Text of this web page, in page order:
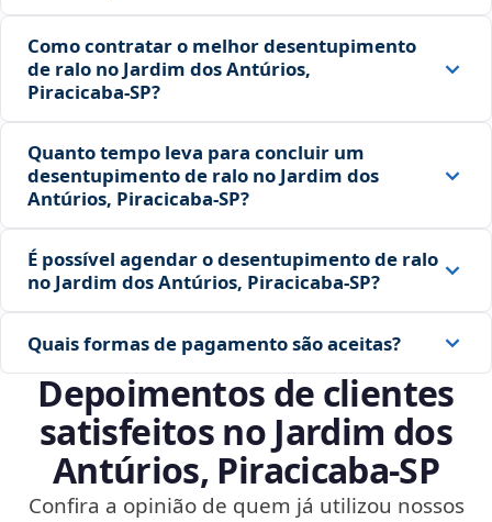
Como contratar o melhor desentupimento
de ralo no Jardim dos Antúrios,
Piracicaba‑SP?
Quanto tempo leva para concluir um
desentupimento de ralo no Jardim dos
Antúrios, Piracicaba‑SP?
É possível agendar o desentupimento de ralo
no Jardim dos Antúrios, Piracicaba‑SP?
Quais formas de pagamento são aceitas?
Depoimentos de clientes
satisfeitos no Jardim dos
Antúrios, Piracicaba‑SP
Confira a opinião de quem já utilizou nossos